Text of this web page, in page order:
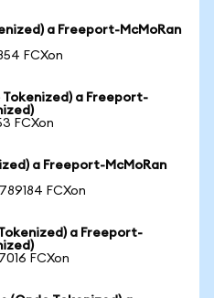
a Freeport-McMoRan
FCXon
Tokenized) a Freeport-
FCXon
a Freeport-McMoRan
FCXon
a Freeport-
FCXon